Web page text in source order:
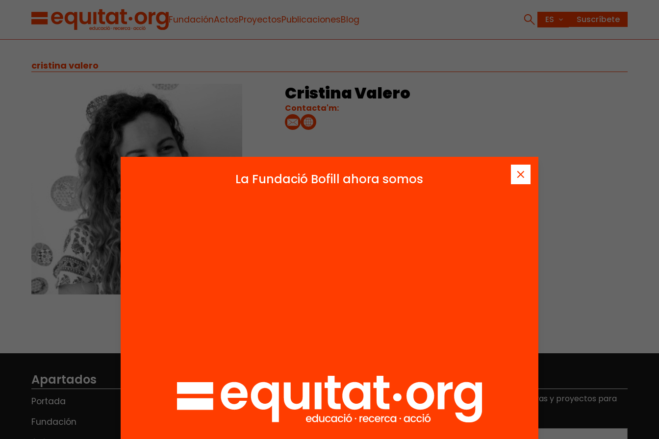
FundaciónActosProyectosPublicacionesBlog Suscríbete
cristina valero
Cristina Valero
Contacta'm:
Elige equidad
Recibe contenidos, iniciativas y proyectos para
implicarte.
Correo electrónico
Apartados
Portada
Fundación
FAQS
HUB Social
La Fundació Bofill ahora somos